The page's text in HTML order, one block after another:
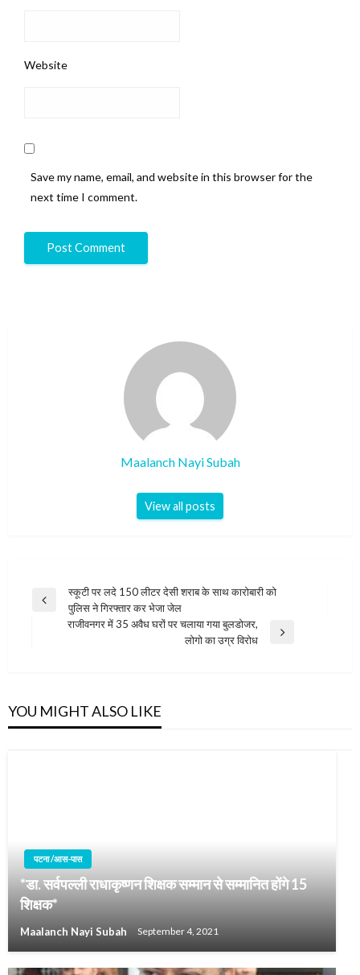
Website
Save my name, email, and website in this browser for the
next time I comment.
Maalanch Nayi Subah
View all posts
Post
navigation
Previous
स्कूटी पर लदे 150 लीटर देसी शराब के साथ कारोबारी को
पुलिस ने गिरफ्तार कर भेजा जेल
राजीवनगर में 35 अवैध घरों पर चलाया गया बुलडोजर,
लोगो का उग्र विरोध
YOU MIGHT ALSO LIKE
पटना /आस-पास
*डा. सर्वपल्ली राधाकृष्णन शिक्षक सम्मान से सम्मानित होंगे 15
शिक्षक*
Maalanch Nayi Subah September 4, 2021